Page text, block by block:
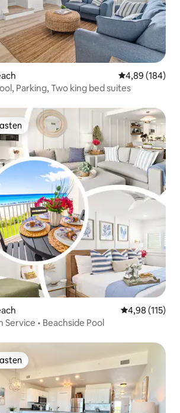
Gemiddelde
4,89 (184)
Parking, Two king bed suites
Gemiddelde
4,98 (115)
Service • Beachside Pool